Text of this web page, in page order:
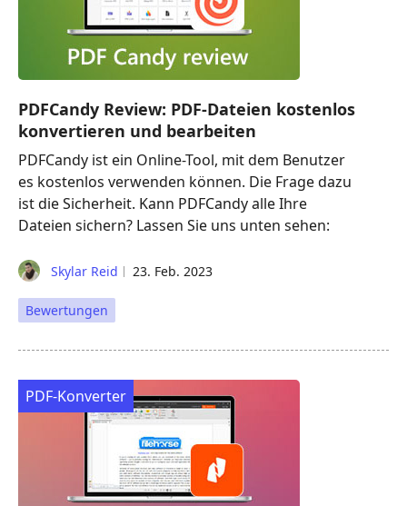
PDFCandy Review: PDF-Dateien kostenlos
konvertieren und bearbeiten
PDFCandy ist ein Online-Tool, mit dem Benutzer
es kostenlos verwenden können. Die Frage dazu
ist die Sicherheit. Kann PDFCandy alle Ihre
Dateien sichern? Lassen Sie uns unten sehen:
Skylar Reid 23. Feb. 2023
Bewertungen
PDF-Konverter